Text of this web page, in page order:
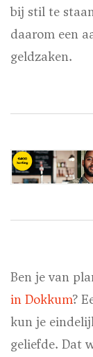
bij stil te
daarom een
geldzaken.
Ben je van
in Dokkum?
kun je
geliefde. Dat